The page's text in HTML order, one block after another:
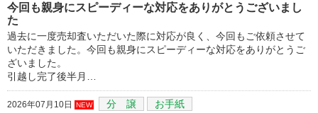
今回も親身にスピーディーな対応をありがとうございまし
た
過去に一度売却査いただいた際に対応が良く、今回もご依頼させて
いただきました。今回も親身にスピーディーな対応をありがとうご
ざいました。
引越し完了後半月…
2026年07月10日 NEW 分 譲 お手紙